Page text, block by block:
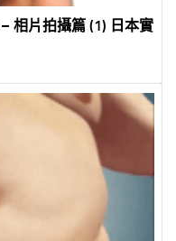
相片拍攝篇 (1) 日本實